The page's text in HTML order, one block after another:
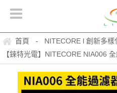
首頁 - NITECORE l 創新多樣
【錸特光電】NITECORE NIA006